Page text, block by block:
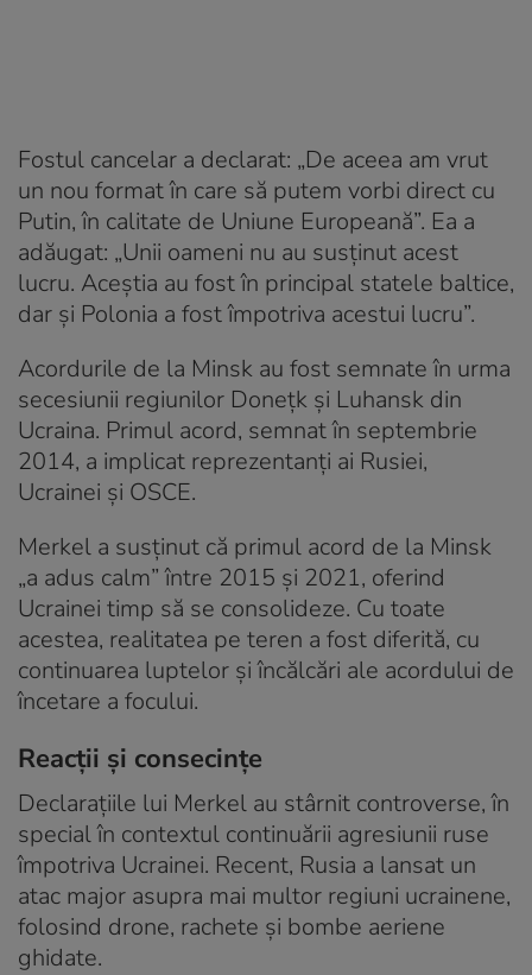
Fostul cancelar a declarat: „De aceea am vrut
un nou format în care să putem vorbi direct cu
Putin, în calitate de Uniune Europeană”. Ea a
adăugat: „Unii oameni nu au susținut acest
lucru. Aceștia au fost în principal statele baltice,
dar și Polonia a fost împotriva acestui lucru”.
Acordurile de la Minsk au fost semnate în urma
secesiunii regiunilor Donețk și Luhansk din
Ucraina. Primul acord, semnat în septembrie
2014, a implicat reprezentanți ai Rusiei,
Ucrainei și OSCE.
Merkel a susținut că primul acord de la Minsk
„a adus calm” între 2015 și 2021, oferind
Ucrainei timp să se consolideze. Cu toate
acestea, realitatea pe teren a fost diferită, cu
continuarea luptelor și încălcări ale acordului de
încetare a focului.
Reacții și consecințe
Declarațiile lui Merkel au stârnit controverse, în
special în contextul continuării agresiunii ruse
împotriva Ucrainei. Recent, Rusia a lansat un
atac major asupra mai multor regiuni ucrainene,
folosind drone, rachete și bombe aeriene
ghidate.